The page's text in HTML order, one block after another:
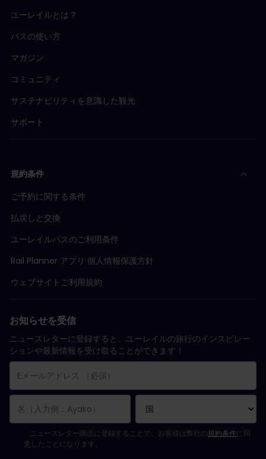
ユーレイルとは？
パスの使い方
マガジン
コミュニティ
サステナビリティを意識した観光
サポート
規約条件
ご予約に関する条件
払戻しと交換
ユーレイルパスのご利用条件
Rail Planner アプリ 個人情報保護方針
ウェブサイトご利用規約
お知らせを受信
ニュースレターに登録すると、ユーレイルの旅行のインスピレー
ションや最新情報を受け取ることができます！
購読登録が完了しました。
Eメールアドレス欄は必須項目です。
Eメールアドレスが正しくありません。
ニュースレターの購読登録中にエラーが発生しました。後ほど、もう一度や
すでにこのニュースレターを購読されています！
ニュースレターを購読するには規約条件に同意してください。
ニュースレター購読に登録することで、お客様は弊社の規約条件に同
意したことになります。